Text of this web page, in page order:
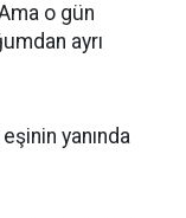
o gün
ayrı
eşinin yanında